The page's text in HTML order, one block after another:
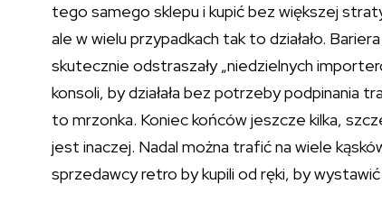
tego samego sklepu i kupić bez większej
ale w wielu przypadkach tak to działało.
skutecznie odstraszały „niedzielnych
konsoli, by działała bez potrzeby podpinania
to mrzonka. Koniec końców jeszcze kilka,
jest inaczej. Nadal można trafić na wiele
sprzedawcy retro by kupili od ręki, by